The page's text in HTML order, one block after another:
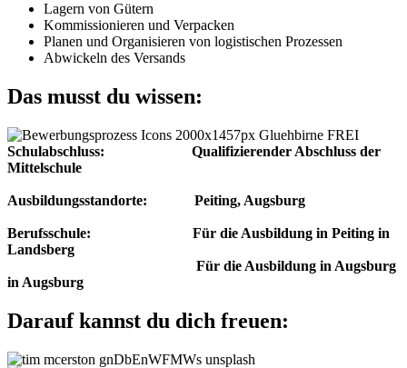
Lagern von Gütern
Kommissionieren und Verpacken
Planen und Organisieren von logistischen Prozessen
Abwickeln des Versands
Das musst du wissen:
Schulabschluss: Qualifizierender Abschluss der
Mittelschule
Ausbildungsstandorte: Peiting, Augsburg
Berufsschule: Für die Ausbildung in Peiting in
Landsberg
Für die Ausbildung in Augsburg
in Augsburg
Darauf kannst du dich freuen: